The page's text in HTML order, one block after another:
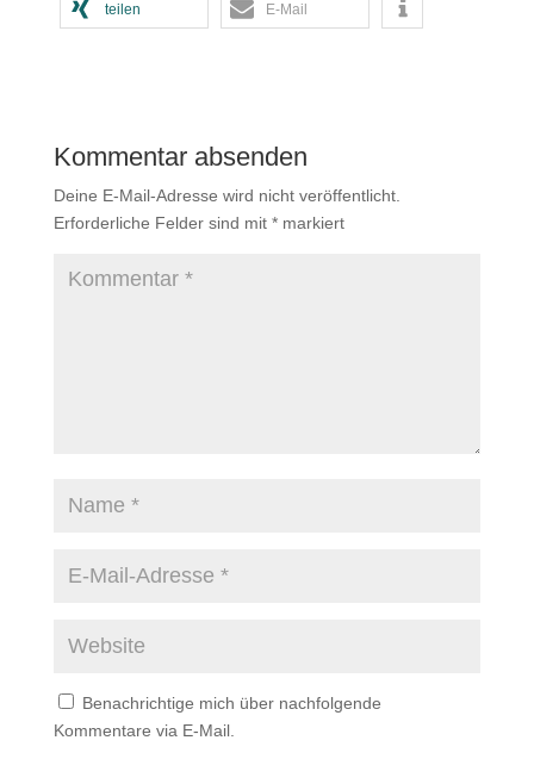
teilen E-Mail
Kommentar absenden
Deine E-Mail-Adresse wird nicht veröffentlicht.
Erforderliche Felder sind mit *markiert
Benachrichtige mich über nachfolgende
Kommentare via E-Mail.